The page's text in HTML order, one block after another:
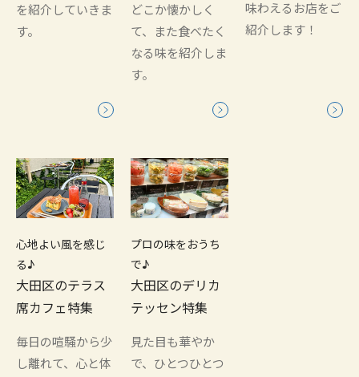
を紹介していきま
す。
どこか懐かしく
て、また食べたく
なる味を紹介しま
す。
味わえるお店をご
紹介します！
心地よい風を感じ
る♪
大田区のテラス
席カフェ特集
毎日の喧騒から少
し離れて、心と体
プロの味をおうち
で♪
大田区のデリカ
テッセン特集
見た目も華やか
で、ひとつひとつ